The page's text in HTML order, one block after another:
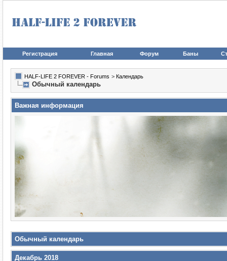
Регистрация Главная Форум Баны
HALF-LIFE 2 FOREVER - Forums > Календарь
Обычный календарь
Важная информация
Обычный календарь
Декабрь 2018